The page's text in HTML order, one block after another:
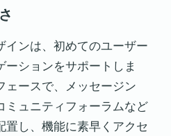
インは、初めてのユーザー
ションをサポートしま
ェースで、メッセージン
ミュニティフォーラムなど
し、機能に素早くアクセ